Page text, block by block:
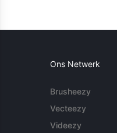
Ons Netwerk
Brusheezy
Vecteezy
Videezy